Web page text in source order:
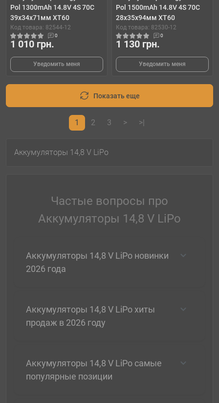
Pol 1300mAh 14.8V 4S 70C
39x34x71мм XT60
Код товара: 82544-12
0
1 010 грн.
Уведомить меня
Pol 1500mAh 14.8V 4S 70C
28x35x94мм XT60
Код товара: 82530-12
0
1 130 грн.
Уведомить меня
Показать еще
1 2 3 > >|
Аккумуляторы 14,8 V LiPo
Частые вопросы про
Аккумуляторы 14,8 V LiPo
Аккумуляторы 14,8 V LiPo новинки
2026 года
Аккумуляторы 14,8 V LiPo хиты
продаж в 2026 году
Аккумуляторы 14,8 V LiPo самые
популярные позиции